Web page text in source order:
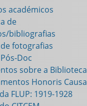
académicos
de
bibliografias
fotografias
Doc
sobre a Biblioteca
Honoris Causa
FLUP: 1919-1928